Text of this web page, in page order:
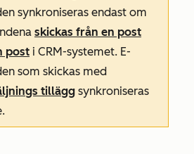
synkroniseras endast om
skickas från en post
post i CRM-systemet. E-
som skickas med
tillägg synkroniseras